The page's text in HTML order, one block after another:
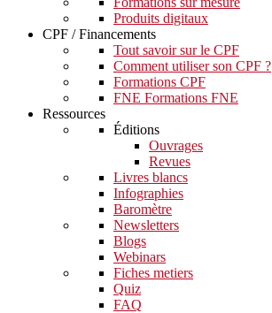
Produits digitaux
CPF / Financements
Tout savoir sur le CPF
Comment utiliser son CPF ?
Formations CPF
FNE Formations FNE
Ressources
Éditions
Ouvrages
Revues
Livres blancs
Infographies
Baromètre
Newsletters
Blogs
Webinars
Fiches metiers
Quiz
FAQ